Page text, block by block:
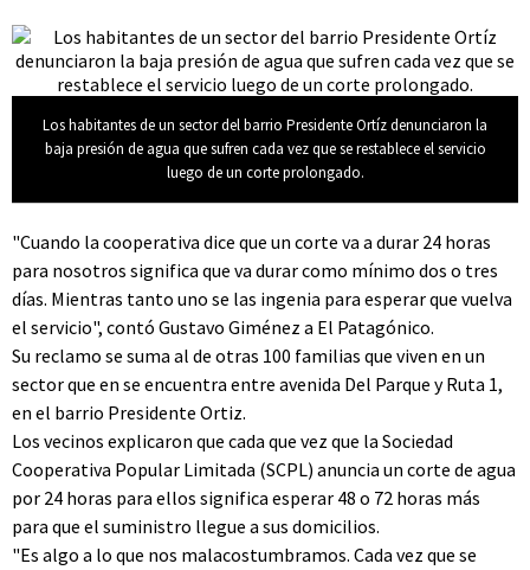
Los habitantes de un sector del barrio Presidente Ortíz denunciaron la
baja presión de agua que sufren cada vez que se restablece el servicio
luego de un corte prolongado.
"Cuando la cooperativa dice que un corte va a durar 24 horas
para nosotros significa que va durar como mínimo dos o tres
días. Mientras tanto uno se las ingenia para esperar que vuelva
el servicio", contó Gustavo Giménez a El Patagónico.
Su reclamo se suma al de otras 100 familias que viven en un
sector que en se encuentra entre avenida Del Parque y Ruta 1,
en el barrio Presidente Ortiz.
Los vecinos explicaron que cada que vez que la Sociedad
Cooperativa Popular Limitada (SCPL) anuncia un corte de agua
por 24 horas para ellos significa esperar 48 o 72 horas más
para que el suministro llegue a sus domicilios.
"Es algo a lo que nos malacostumbramos. Cada vez que se